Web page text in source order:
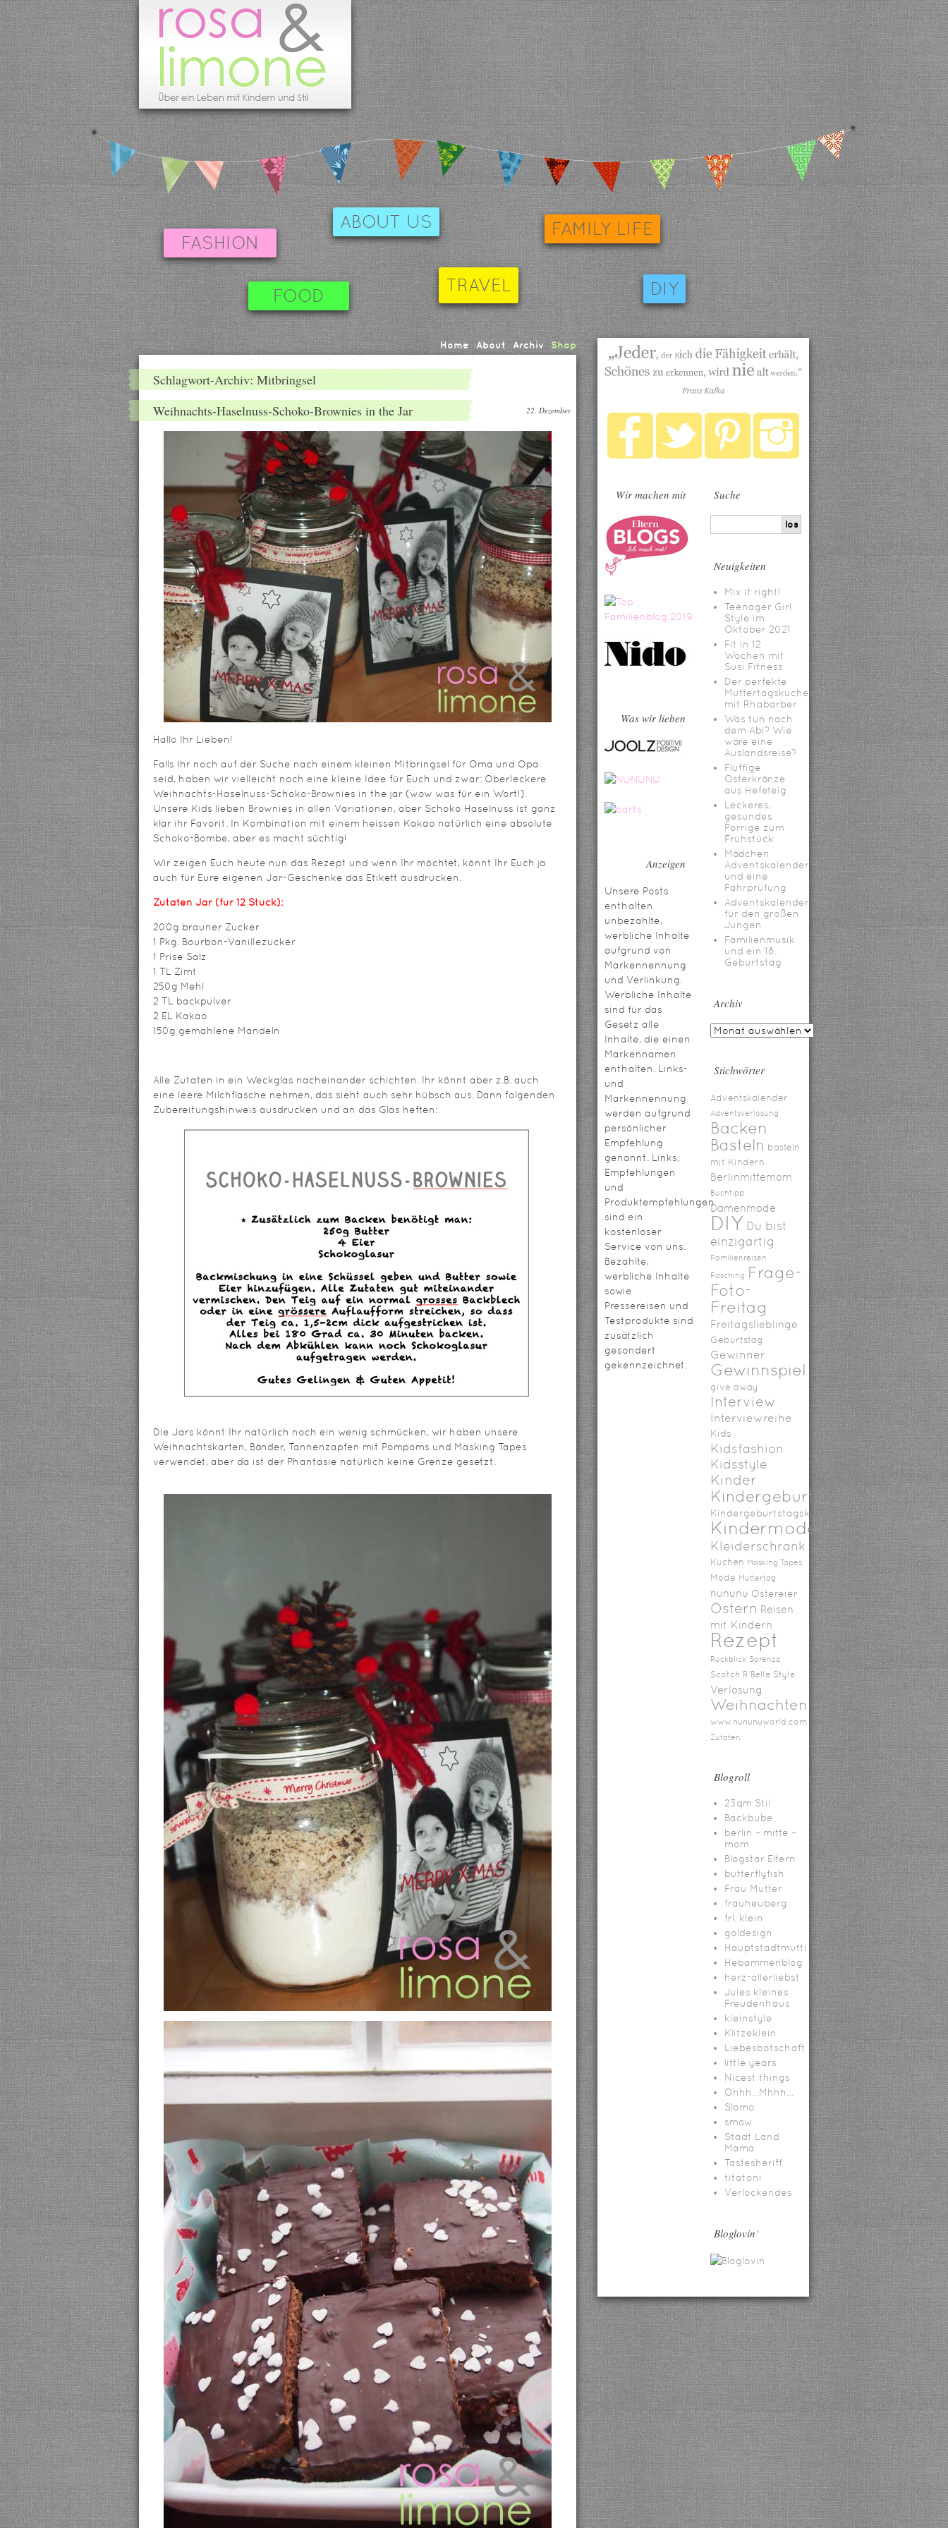
FASHION
FOOD
TRAVEL DIY
ABOUT US FAMILY LIFE
Home About Archiv Shop
Schlagwort-Archiv: Mitbringsel
Weihnachts-Haselnuss-Schoko-Brownies in the Jar
22. Dezember
Hallo Ihr Lieben!
Falls Ihr noch auf der Suche nach einem kleinen Mitbringsel für Oma und Opa
seid, haben wir vielleicht noch eine kleine Idee für Euch und zwar: Oberleckere
Weihnachts-Haselnuss-Schoko-Brownies in the jar (wow was für ein Wort!).
Unsere Kids lieben Brownies in allen Variationen, aber Schoko Haselnuss ist ganz
klar ihr Favorit. In Kombination mit einem heissen Kakao natürlich eine absolute
Schoko-Bombe, aber es macht süchtig!
Wir zeigen Euch heute nun das Rezept und wenn Ihr möchtet, könnt Ihr Euch ja
auch für Eure eigenen Jar-Geschenke das Etikett ausdrucken.
Zutaten Jar (für 12 Stück):
200g brauner Zucker
1 Pkg. Bourbon-Vanillezucker
1 Prise Salz
1 TL Zimt
250g Mehl
2 TL backpulver
2 EL Kakao
150g gemahlene Mandeln
Alle Zutaten in ein Weckglas nacheinander schichten. Ihr könnt aber z.B. auch
eine leere Milchflasche nehmen, das sieht auch sehr hübsch aus. Dann folgenden
Zubereitungshinweis ausdrucken und an das Glas heften:
Die Jars könnt Ihr natürlich noch ein wenig schmücken, wir haben unsere
Weihnachtskarten, Bänder, Tannenzapfen mit Pompoms und Masking Tapes
verwendet, aber da ist der Phantasie natürlich keine Grenze gesetzt.
Wir machen mit
Was wir lieben
Anzeigen
Unsere Posts
enthalten
unbezahlte,
werbliche Inhalte
aufgrund von
Markennennung
und Verlinkung.
Werbliche Inhalte
sind für das
Gesetz alle
Inhalte, die einen
Markennamen
enthalten. Links-
und
Markennennung
werden aufgrund
persönlicher
Empfehlung
genannt. Links,
Empfehlungen
und
Produktempfehlungen
sind ein
kostenloser
Service von uns.
Bezahlte,
werbliche Inhalte
sowie
Pressereisen und
Testprodukte sind
zusätzlich
gesondert
gekennzeichnet.
Suche
Neuigkeiten
Mix it right!
Teenager Girl
Style im
Oktober 2021
Fit in 12
Wochen mit
Susi Fitness
Der perfekte
Muttertagskuchen
mit Rhabarber
Was tun nach
dem Abi? Wie
wäre eine
Auslandsreise?
Fluffige
Osterkränze
aus Hefeteig
Leckeres,
gesundes
Porrige zum
Frühstück
Mädchen
Adventskalender
und eine
Fahrprüfung
Adventskalender
für den großen
Jungen
Familienmusik
und ein 18.
Geburtstag
Archiv
Stichwörter
Adventskalender
Adventsverlosung
Backen
Basteln basteln
mit Kindern
Berlinmittemom
Buchtipp
Damenmode
DIY Du bist
einzigartig
Familienreisen
Fasching Frage-
Foto-
Freitag
Freitagslieblinge
Geburtstag
Gewinner
Gewinnspiel
give away
Interview
Interviewreihe
Kids
Kidsfashion
Kidsstyle
Kinder
Kindergeburtstag
Kindergeburtstagskuchen
Kindermode
Kleiderschrank
Kuchen Masking Tapes
Mode Muttertag
nununu Ostereier
Ostern Reisen
mit Kindern
Rezept
Rückblick Sarenza
Scotch R'Belle Style
Verlosung
Weihnachten
www.nununuworld.com
Zutaten
Blogroll
23qm Stil
Backbube
berlin – mitte –
mom
Blogstar Eltern
butterflyfish
Frau Mutter
frauheuberg
frl. klein
goldesign
Hauptstadtmutti
Hebammenblog
herz-allerliebst
Jules kleines
Freudenhaus
kleinstyle
Klitzeklein
Liebesbotschaft
little years
Nicest things
Ohhh…Mhhh…
Slomo
smow
Stadt Land
Mama
Tastesheriff
titatoni
Verlockendes
Bloglovin‘